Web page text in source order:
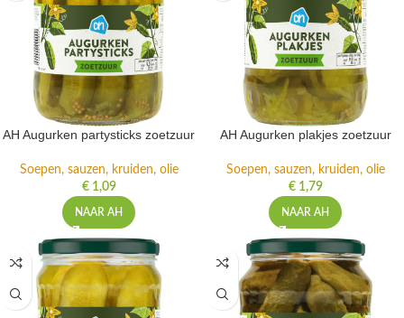
AH Augurken partysticks zoetzuur
Soepen, sauzen, kruiden, olie
€1,09
NAAR AH
AH Augurken plakjes zoetzuur
Soepen, sauzen, kruiden, olie
€1,79
NAAR AH